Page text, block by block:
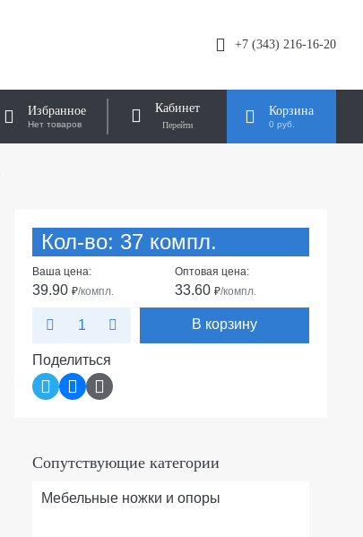
+7 (343) 216-16-20
Избранное
Нет товаров
Кабинет Корзина
0 руб.
Кол-во: 37 компл.
Ваша цена:
39.90₽/компл.
Оптовая цена:
33.60₽/компл.
В корзину
Поделиться
Сопутствующие категории
Мебельные ножки и опоры